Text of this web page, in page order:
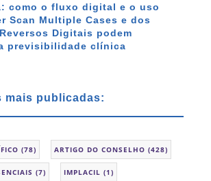
como o fluxo digital e o uso
Scan Multiple Cases e dos
Digitais podem
previsibilidade clínica
mais publicadas:
(78) ARTIGO DO CONSELHO (428)
(7) IMPLACIL (1)